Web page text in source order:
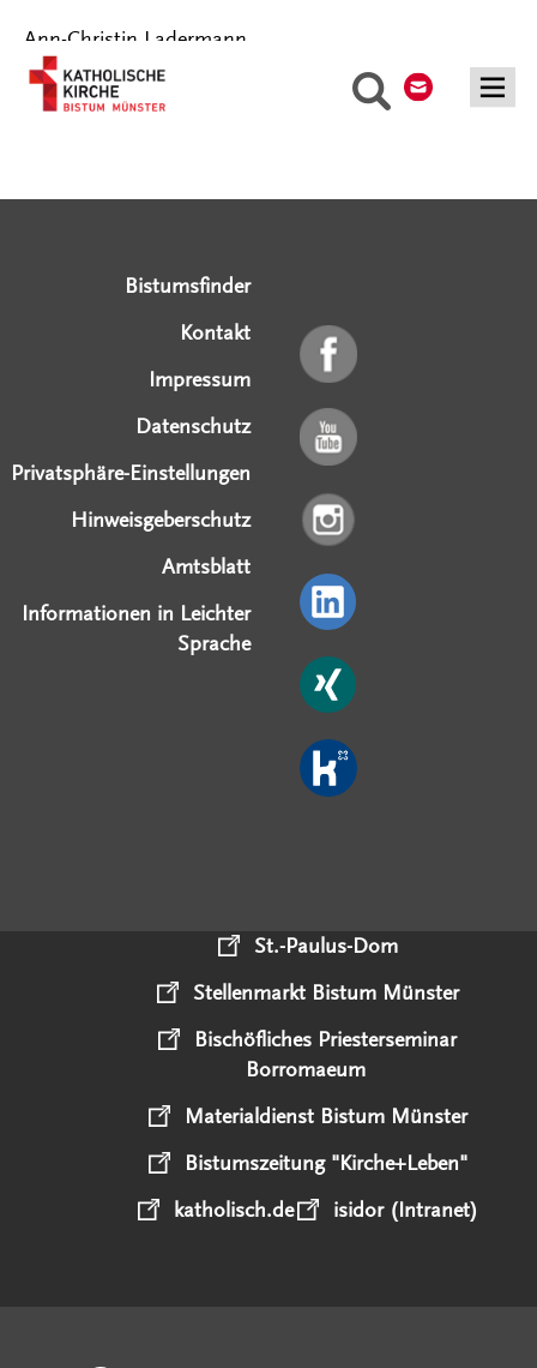
Suche
Ann-Christin Ladermann
Bistumsfinder
Kontakt
Impressum
Datenschutz
Privatsphäre-Einstellungen
Hinweisgeberschutz
Amtsblatt
Informationen in Leichter
Sprache
St.-Paulus-Dom
Stellenmarkt Bistum Münster
Bischöfliches Priesterseminar
Borromaeum
Materialdienst Bistum Münster
Bistumszeitung "Kirche+Leben"
katholisch.de
isidor (Intranet)